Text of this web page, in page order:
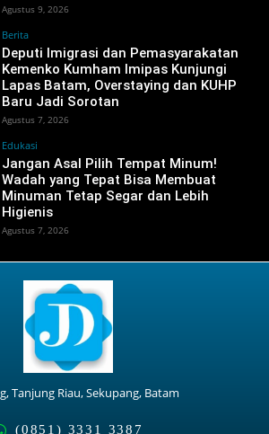
Agustus 9, 2026
Berita
‎Deputi Imigrasi dan Pemasyarakatan
Kemenko Kumham Imipas Kunjungi
Lapas Batam, Overstaying dan KUHP
Baru Jadi Sorotan
Agustus 7, 2026
Edukasi
Jangan Asal Pilih Tempat Minum!
Wadah yang Tepat Bisa Membuat
Minuman Tetap Segar dan Lebih
Higienis
Agustus 7, 2026
Tanjung Riau, Sekupang, Batam
(0851) 3331 3387